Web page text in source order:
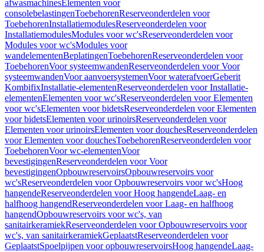
afwasmachinesElementen voor
consolebelastingenToebehorenReserveonderdelen voor
ToebehorenInstallatiemodulesReserveonderdelen voor
InstallatiemodulesModules voor wc'sReserveonderdelen voor
Modules voor wc'sModules voor
wandelementenBeplatingenToebehorenReserveonderdelen voor
ToebehorenVoor systeemwandenReserveonderdelen voor Voor
systeemwandenVoor aanvoersystemenVoor waterafvoerGeberit
KombifixInstallatie-elementenReserveonderdelen voor Installatie-
elementenElementen voor wc'sReserveonderdelen voor Elementen
voor wc'sElementen voor bidetsReserveonderdelen voor Elementen
voor bidetsElementen voor urinoirsReserveonderdelen voor
Elementen voor urinoirsElementen voor douchesReserveonderdelen
voor Elementen voor douchesToebehorenReserveonderdelen voor
ToebehorenVoor wc-elementenVoor
bevestigingenReserveonderdelen voor Voor
bevestigingenOpbouwreservoirsOpbouwreservoirs voor
wc'sReserveonderdelen voor Opbouwreservoirs voor wc'sHoog
hangendeReserveonderdelen voor Hoog hangendeLaag- en
halfhoog hangendReserveonderdelen voor Laag- en halfhoog
hangendOpbouwreservoirs voor wc's, van
sanitairkeramiekReserveonderdelen voor Opbouwreservoirs voor
wc's, van sanitairkeramiekGeplaatstReserveonderdelen voor
GeplaatstSpoelpijpen voor opbouwreservoirsHoog hangendeLaag-